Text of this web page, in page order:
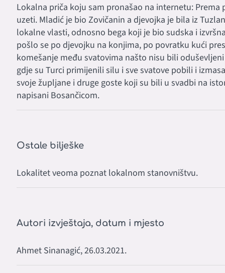
Lokalna priča koju sam pronašao na internetu:
uzeti. Mladić je bio Zovičanin a djevojka je bila iz
lokalne vlasti, odnosno bega koji je bio sudska i
pošlo se po djevojku na konjima, po povratku kući
komešanje među svatovima našto nisu bili
gdje su Turci primijenili silu i sve svatove pobili i
svoje župljane i druge goste koji su bili u svadbi na
napisani Bosančicom.
Ostale bilješke
Lokalitet veoma poznat lokalnom stanovništvu.
Autori izvještaja, datum i mjesto
Ahmet Sinanagić, 26.03.2021.